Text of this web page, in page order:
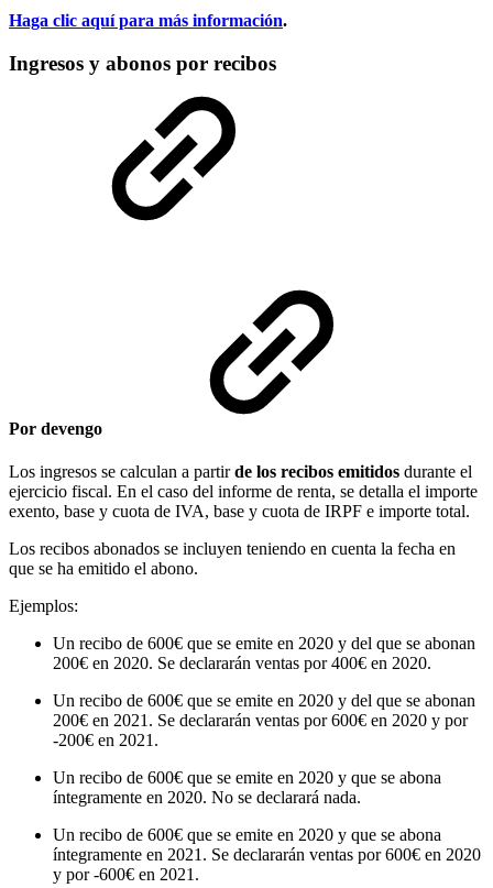
Haga clic aquí para más información.
Ingresos y abonos por recibos
Por devengo
Los ingresos se calculan a partirde los recibos emitidos durante el
ejercicio fiscal. En el caso del informe de renta, se detalla el importe
exento, base y cuota de IVA, base y cuota de IRPF e importe total.
Los recibos abonados se incluyen teniendo en cuenta la fecha en
que se ha emitido el abono.
Ejemplos:
Un recibo de 600€ que se emite en 2020 y del que se abonan
200€ en 2020. Se declararán ventas por 400€ en 2020.
Un recibo de 600€ que se emite en 2020 y del que se abonan
200€ en 2021. Se declararán ventas por 600€ en 2020 y por
-200€ en 2021.
Un recibo de 600€ que se emite en 2020 y que se abona
íntegramente en 2020. No se declarará nada.
Un recibo de 600€ que se emite en 2020 y que se abona
íntegramente en 2021. Se declararán ventas por 600€ en 2020
y por -600€ en 2021.